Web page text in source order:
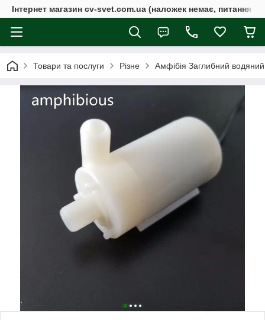
Інтернет магазин cv-svet.com.ua (наложек немає, питання у
Товари та послуги Різне Амфібія Заглибний